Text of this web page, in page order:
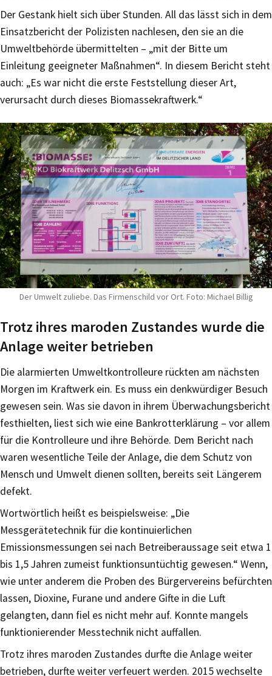
Der Gestank hielt sich über Stunden. All das lässt sich in dem
Einsatzbericht der Polizisten nachlesen, den sie an die
Umweltbehörde übermittelten – „mit der Bitte um
Einleitung geeigneter Maßnahmen“. In diesem Bericht steht
auch: „Es war nicht die erste Feststellung dieser Art,
verursacht durch dieses Biomassekraftwerk.“
Der Umwelt zuliebe. Das Firmenschild vor Ort. Foto: Michael Billig
Trotz ihres maroden Zustandes wurde die
Anlage weiter betrieben
Die alarmierten Umweltkontrolleure rückten am nächsten
Morgen im Kraftwerk ein. Es muss ein denkwürdiger Besuch
gewesen sein. Was sie davon in ihrem Überwachungsbericht
festhielten, liest sich wie eine Bankrotterklärung – vor allem
für die Kontrolleure und ihre Behörde. Dem Bericht nach
waren wesentliche Teile der Anlage, die dem Schutz von
Mensch und Umwelt dienen sollten, bereits seit Längerem
defekt.
Wortwörtlich heißt es beispielsweise: „Die
Messgerätetechnik für die kontinuierlichen
Emissionsmessungen sei nach Betreiberaussage seit etwa 1
bis 1,5 Jahren zumeist funktionsuntüchtig gewesen.“ Wenn,
wie unter anderem die Proben des Bürgervereins befürchten
lassen, Dioxine, Furane und andere Gifte in die Luft
gelangten, dann fiel es nicht mehr auf. Konnte mangels
funktionierender Messtechnik nicht auffallen.
Trotz ihres maroden Zustandes durfte die Anlage weiter
betrieben, durfte weiter verfeuert werden. 2015 wechselte